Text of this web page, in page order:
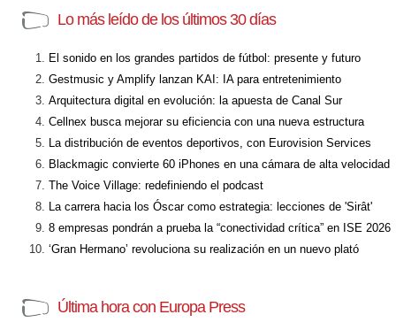
Lo más leído de los últimos 30 días
El sonido en los grandes partidos de fútbol: presente y futuro
Gestmusic y Amplify lanzan KAI: IA para entretenimiento
Arquitectura digital en evolución: la apuesta de Canal Sur
Cellnex busca mejorar su eficiencia con una nueva estructura
La distribución de eventos deportivos, con Eurovision Services
Blackmagic convierte 60 iPhones en una cámara de alta velocidad
The Voice Village: redefiniendo el podcast
La carrera hacia los Óscar como estrategia: lecciones de 'Sirât'
8 empresas pondrán a prueba la “conectividad crítica” en ISE 2026
‘Gran Hermano’ revoluciona su realización en un nuevo plató
Última hora con Europa Press